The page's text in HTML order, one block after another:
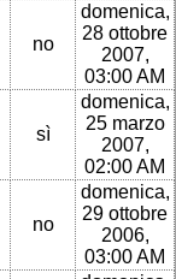
no
domenica,
28 ottobre
2007,
03:00 AM
sì
domenica,
25 marzo
2007,
02:00 AM
no
domenica,
29 ottobre
2006,
03:00 AM